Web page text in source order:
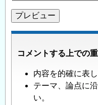
コメントする上での
内容を的確に表
テーマ、論点に
い。